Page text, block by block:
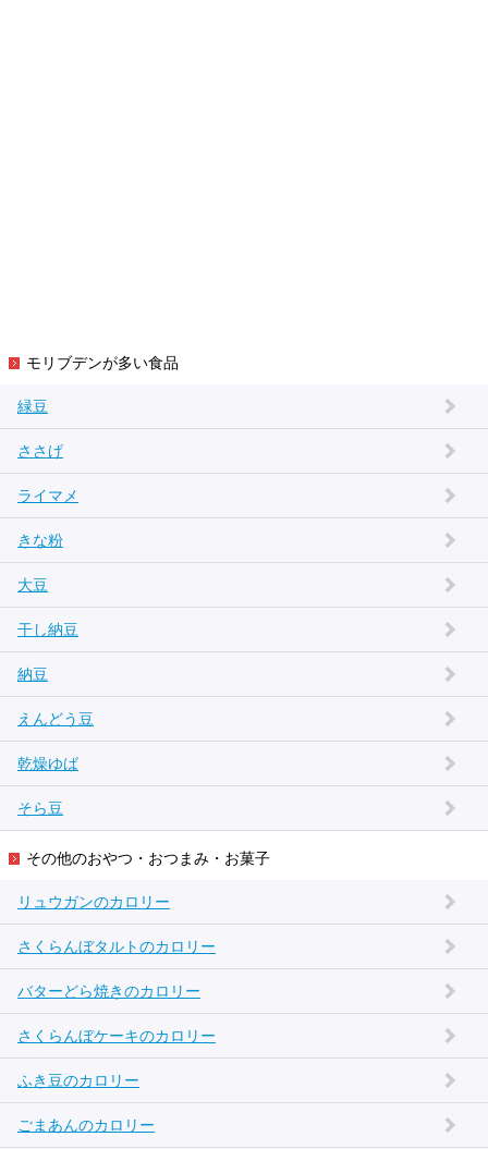
モリブデンが多い食品
緑豆
ささげ
ライマメ
きな粉
大豆
干し納豆
納豆
えんどう豆
乾燥ゆば
そら豆
その他のおやつ・おつまみ・お菓子
リュウガンのカロリー
さくらんぼタルトのカロリー
バターどら焼きのカロリー
さくらんぼケーキのカロリー
ふき豆のカロリー
ごまあんのカロリー